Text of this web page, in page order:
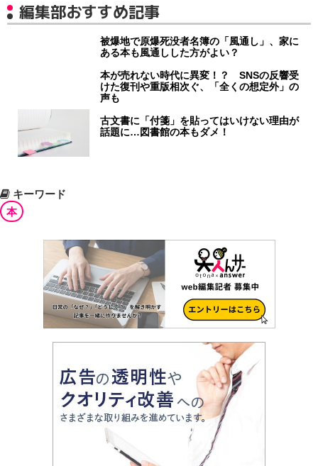
編集部おすすめ記事
被爆地で原爆死没者名簿の「風通し」、家に
ある本も風通しした方がよい？
本が売れない時代に異変！？ SNSの反響受
けた復刊や重版相次ぐ、「全くの想定外」の
声も
古文書に「付箋」を貼ってはいけない理由が
話題に…図書館の本もダメ！
キーワード
本